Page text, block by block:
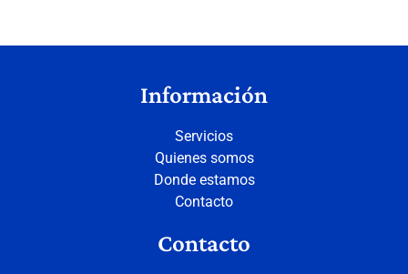
Información
Servicios
Quienes somos
Donde estamos
Contacto
Contacto